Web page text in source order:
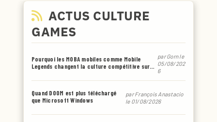
ACTUS CULTURE
GAMES
Pourquoi les MOBA mobiles comme Mobile
Legends changent la culture compétitive sur
parGornle
05/08/202
6
Quand DOOM est plus téléchargé
que Microsoft Windows
parFrançois Anastacio
le 01/08/2026